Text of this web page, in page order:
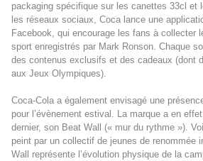
packaging spécifique sur les canettes 33cl et
les réseaux sociaux, Coca lance une
Facebook, qui encourage les fans à collecter
sport enregistrés par Mark Ronson. Chaque
des contenus exclusifs et des cadeaux (dont
aux Jeux Olympiques).
Coca-Cola a également envisagé une
pour l’évènement estival. La marque a en
dernier, son Beat Wall (« mur du rythme »).
peint par un collectif de jeunes de renommée
Wall représente l’évolution physique de la